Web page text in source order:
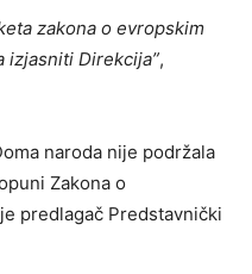
zakona o evropskim
izjasniti Direkcija”,
naroda nije podržala
Zakona o
predlagač Predstavnički